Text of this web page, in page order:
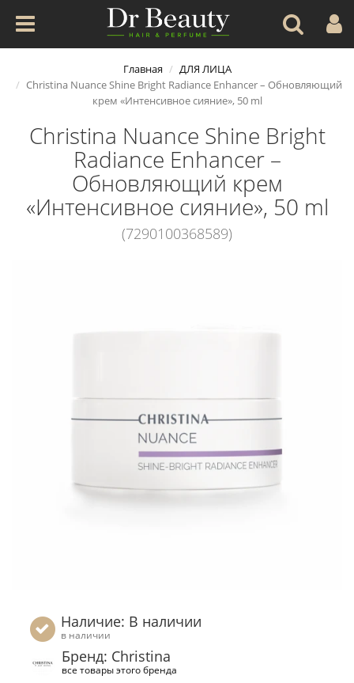
Главная
ДЛЯ ЛИЦА
Christina Nuance Shine Bright Radiance Enhancer – Обновляющий
крем «Интенсивное сияние», 50 ml
Christina Nuance Shine Bright
Radiance Enhancer –
Обновляющий крем
«Интенсивное сияние», 50 ml
(7290100368589)
Наличие: В наличии
в наличии
Бренд: Christina
все товары этого бренда